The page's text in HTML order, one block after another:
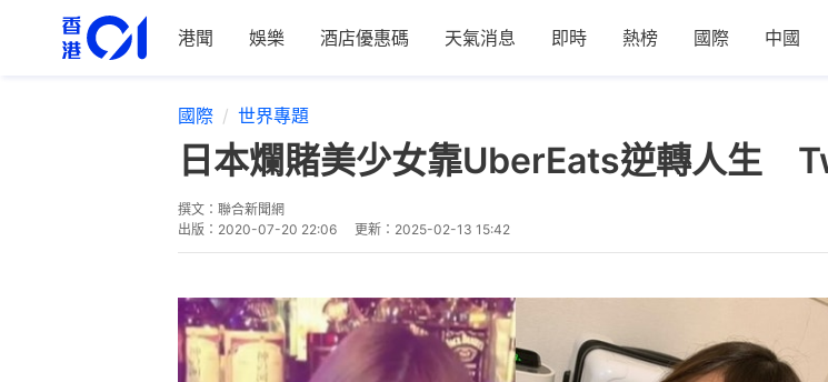
港聞 娛樂 酒店優惠碼 天氣消息 即時 熱榜 國際 中國
國際 世界專題
日本爛賭美少女靠UberEats逆轉人生
撰文： 聯合新聞網
出版： 2020-07-20 22:06 更新： 2025-02-13 15:42